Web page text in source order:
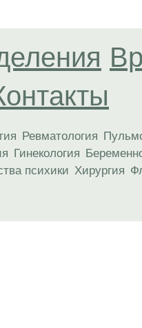
Ревматология
Гинекология
психики Хирургия